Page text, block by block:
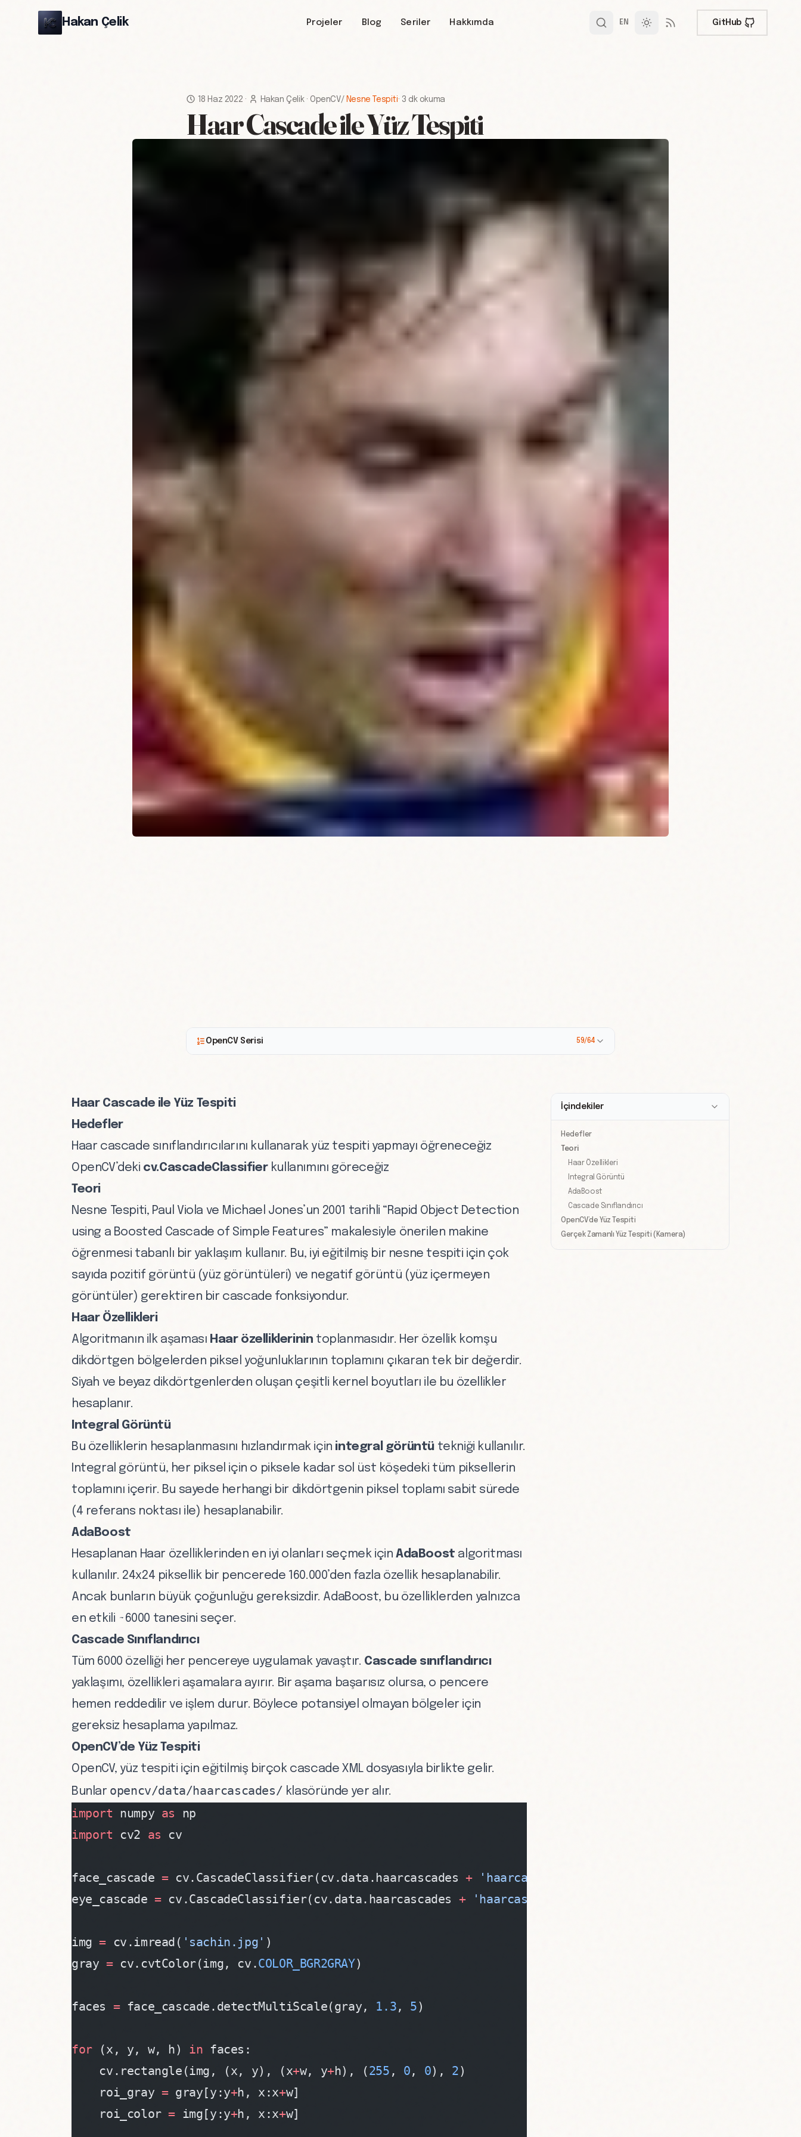
Hakan Çelik Projeler Blog Seriler Hakkımda EN GitHub
18 Haz 2022 · Hakan Çelik·OpenCV/ Nesne Tespiti· 3 dk okuma
Haar Cascade ile Yüz Tespiti
OpenCV Serisi 59/64
Haar Cascade ile Yüz Tespiti
Hedefler
Haar cascade sınıflandırıcılarını kullanarak yüz tespiti yapmayı öğreneceğiz
OpenCV’deki cv.CascadeClassifierkullanımını göreceğiz
Teori
Nesne Tespiti, Paul Viola ve Michael Jones’un 2001 tarihli “Rapid Object Detection
using a Boosted Cascade of Simple Features” makalesiyle önerilen makine
öğrenmesi tabanlı bir yaklaşım kullanır. Bu, iyi eğitilmiş bir nesne tespiti için çok
sayıda pozitif görüntü (yüz görüntüleri) ve negatif görüntü (yüz içermeyen
görüntüler) gerektiren bir cascade fonksiyondur.
Haar Özellikleri
Algoritmanın ilk aşaması Haar özelliklerinin toplanmasıdır. Her özellik komşu
dikdörtgen bölgelerden piksel yoğunluklarının toplamını çıkaran tek bir değerdir.
Siyah ve beyaz dikdörtgenlerden oluşan çeşitli kernel boyutları ile bu özellikler
hesaplanır.
Integral Görüntü
Bu özelliklerin hesaplanmasını hızlandırmak için integral görüntü tekniği kullanılır.
Integral görüntü, her piksel için o piksele kadar sol üst köşedeki tüm piksellerin
toplamını içerir. Bu sayede herhangi bir dikdörtgenin piksel toplamı sabit sürede
(4 referans noktası ile) hesaplanabilir.
AdaBoost
Hesaplanan Haar özelliklerinden en iyi olanları seçmek için AdaBoost algoritması
kullanılır. 24x24 piksellik bir pencerede 160.000’den fazla özellik hesaplanabilir.
Ancak bunların büyük çoğunluğu gereksizdir. AdaBoost, bu özelliklerden yalnızca
en etkili ~6000 tanesini seçer.
Cascade Sınıflandırıcı
Tüm 6000 özelliği her pencereye uygulamak yavaştır. Cascade sınıflandırıcı
yaklaşımı, özellikleri aşamalara ayırır. Bir aşama başarısız olursa, o pencere
hemen reddedilir ve işlem durur. Böylece potansiyel olmayan bölgeler için
gereksiz hesaplama yapılmaz.
OpenCV’de Yüz Tespiti
OpenCV, yüz tespiti için eğitilmiş birçok cascade XML dosyasıyla birlikte gelir.
Bunlar opencv/data/haarcascades/ klasöründe yer alır.
import numpy as np
import cv2 as cv
face_cascade = cv.CascadeClassifier(cv.data.haarcascades + 'haarcascade_frontalface_default.xml'
eye_cascade = cv.CascadeClassifier(cv.data.haarcascades + 'haarcascade_eye.xml'
img = cv.imread( 'sachin.jpg' )
gray = cv.cvtColor(img, cv.COLOR_BGR2GRAY)
faces = face_cascade.detectMultiScale(gray, 1.3, 5)
for (x, y, w, h) in faces:
    cv.rectangle(img, (x, y), (x
+w, y+h), (255 , 0, 0), 2)
    roi_gray
= gray[y:y+h, x:x+w]
    roi_color
= img[y:y+h, x:x+w]
İçindekiler
Hedefler
Teori
Haar Özellikleri
Integral Görüntü
AdaBoost
Cascade Sınıflandırıcı
OpenCV’de Yüz Tespiti
Gerçek Zamanlı Yüz Tespiti (Kamera)